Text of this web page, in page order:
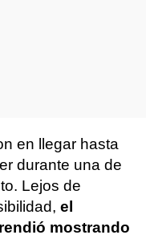
en llegar hasta
durante una de
Lejos de
el
mostrando